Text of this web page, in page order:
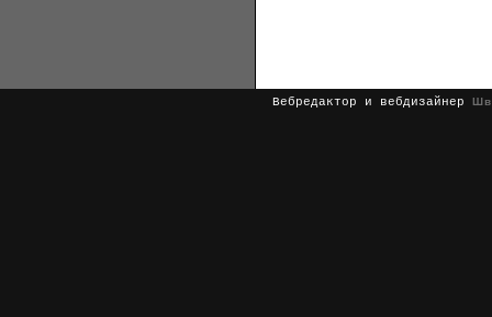
Вебредактор и вебдизайнер